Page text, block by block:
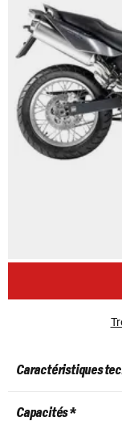
Caractéristiques
Capacités *